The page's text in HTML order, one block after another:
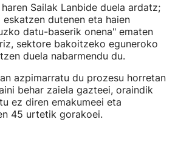
Sailak Lanbide duela ardatz;
eskatzen dutenen eta haien
datu-baserik onena" ematen
sektore bakoitzeko eguneroko
duela nabarmendu du.
azpimarratu du prozesu horretan
behar zaiela gazteei, oraindik
ez diren emakumeei eta
45 urtetik gorakoei.